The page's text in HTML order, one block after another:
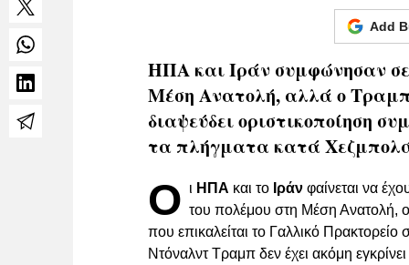
Add
ΗΠΑ και Ιράν συμφώνησαν
Μέση Ανατολή, αλλά ο Τραμπ
διαψεύδει οριστικοποίηση
τα πλήγματα κατά
Ο ι ΗΠΑ και το Ιράν φαίνεται να
του πολέμου στη Μέση Ανατολή,
που επικαλείται το Γαλλικό
Ντόναλντ Τραμπ δεν έχει ακόμη